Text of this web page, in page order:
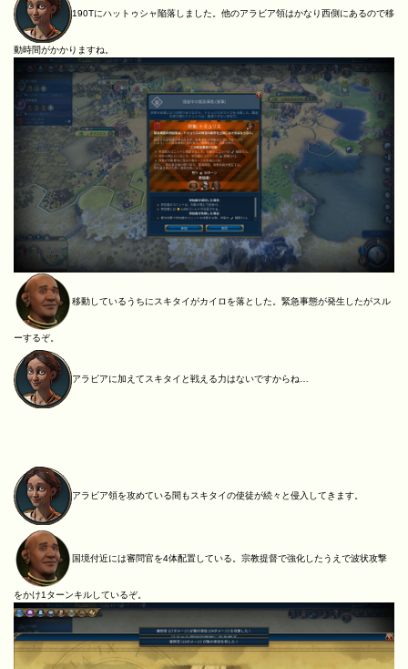
190Tにハットゥシャ陥落しました。他のアラビア領はかなり西側にあるので移
動時間がかかりますね。
移動しているうちにスキタイがカイロを落とした。緊急事態が発生したがスル
ーするぞ。
アラビアに加えてスキタイと戦える力はないですからね…
アラビア領を攻めている間もスキタイの使徒が続々と侵入してきます。
国境付近には審問官を4体配置している。宗教提督で強化したうえで波状攻撃
をかけ1ターンキルしているぞ。